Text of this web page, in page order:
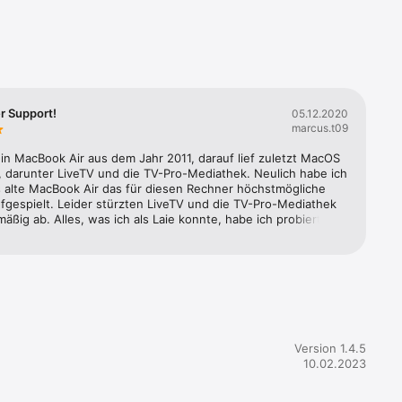
die
Support!
05.12.2020
marcus.t09
MacBook Air aus dem Jahr 2011, darauf lief zuletzt MacOS
darunter LiveTV und die TV-Pro-Mediathek. Neulich habe ich
alte MacBook Air das für diesen Rechner höchstmögliche
Leider stürzten LiveTV und die TV-Pro-Mediathek
ab. Alles, was ich als Laie konnte, habe ich probiert.
lassen sich nun problemlos öffnen. DAS IST SERVICE!
Dank an Adam und alle, die die Lösung für mich erarbeitet
Version 1.4.5
10.02.2023